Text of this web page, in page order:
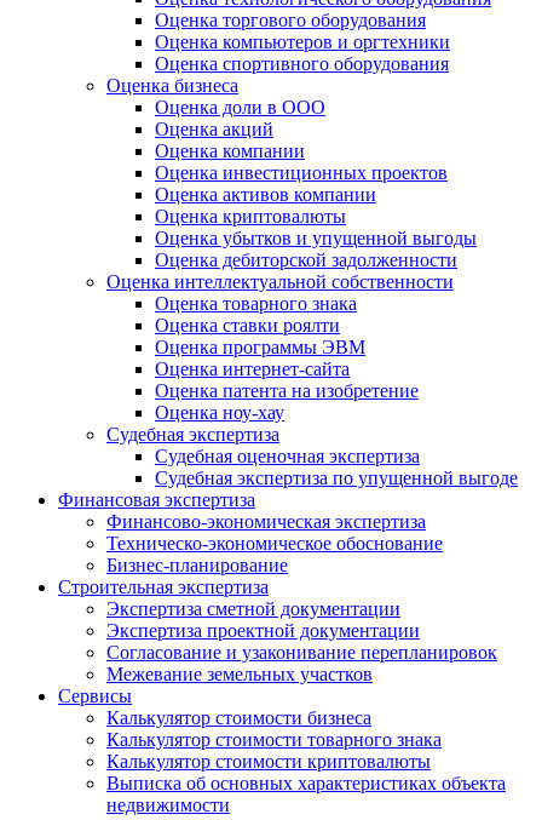
Оценка торгового оборудования
Оценка компьютеров и оргтехники
Оценка спортивного оборудования
Оценка бизнеса
Оценка доли в ООО
Оценка акций
Оценка компании
Оценка инвестиционных проектов
Оценка активов компании
Оценка криптовалюты
Оценка убытков и упущенной выгоды
Оценка дебиторской задолженности
Оценка интеллектуальной собственности
Оценка товарного знака
Оценка ставки роялти
Оценка программы ЭВМ
Оценка интернет-сайта
Оценка патента на изобретение
Оценка ноу-хау
Судебная экспертиза
Судебная оценочная экспертиза
Судебная экспертиза по упущенной выгоде
Финансовая экспертиза
Финансово-экономическая экспертиза
Техническо-экономическое обоснование
Бизнес-планирование
Строительная экспертиза
Экспертиза сметной документации
Экспертиза проектной документации
Согласование и узаконивание перепланировок
Межевание земельных участков
Сервисы
Калькулятор стоимости бизнеса
Калькулятор стоимости товарного знака
Калькулятор стоимости криптовалюты
Выписка об основных характеристиках объекта
недвижимости